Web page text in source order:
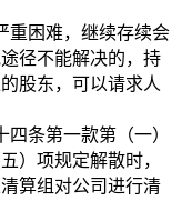
重困难，继续存续会
径不能解决的，持
股东，可以请求人
四条第一款第（一）
）项规定解散时，
算组对公司进行清